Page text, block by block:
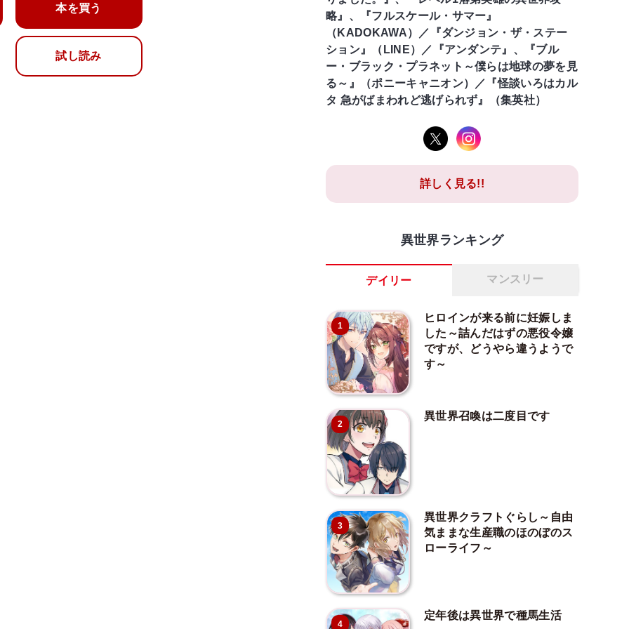
本を買う
試し読み
略』、『フルスケール・サマー』
（KADOKAWA）／『ダンジョン・ザ・ステー
ション』（LINE）／『アンダンテ』、『ブル
ー・ブラック・プラネット～僕らは地球の夢を見
る～』（ポニーキャニオン）／『怪談いろはカル
タ 急がばまわれど逃げられず』（集英社）
詳しく見る!!
異世界ランキング
デイリー マンスリー
1
ヒロインが来る前に妊娠しま
した～詰んだはずの悪役令嬢
ですが、どうやら違うようで
す～
2
異世界召喚は二度目です
3
異世界クラフトぐらし～自由
気ままな生産職のほのぼのス
ローライフ～
4
定年後は異世界で種馬生活